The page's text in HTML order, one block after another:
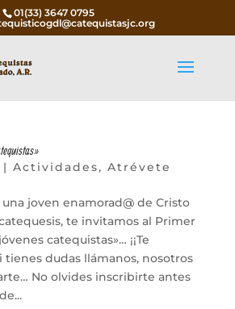
01(33) 3647 0795
| Actividades, Atrévete
joven enamorad@ de Cristo
te invitamos al Primer
catequistas»… ¡¡Te
tienes dudas llámanos, nosotros
No olvides inscribirte antes